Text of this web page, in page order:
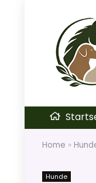
Home »
Hunde